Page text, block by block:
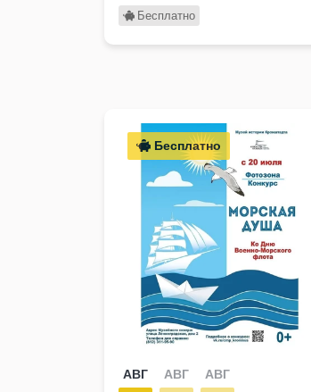
… Бесплатно
Бесплатно
АВГ АВГ АВГ